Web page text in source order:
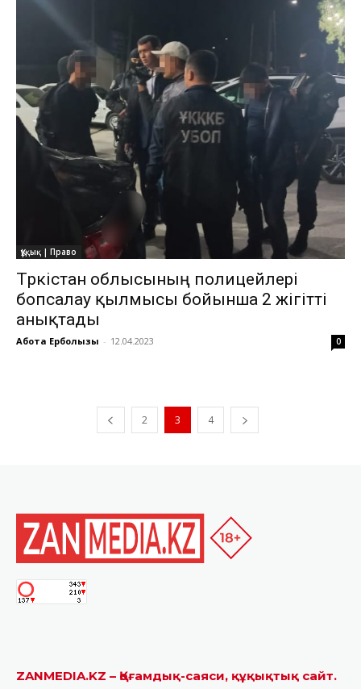
Құқық | Право
Түркістан облысының полицейлері
бопсалау қылмысы бойынша 2 жігітті
анықтады
Ақбота Ерболқызы - 12.04.2023 0
2 3 4
ZANMEDIA.KZ – Қоғамдық-саяси, құқықтық сайт.